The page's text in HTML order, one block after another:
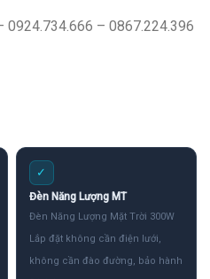
0924.734.666 – 0867.224.396
✓
Đèn Năng Lượng MT
Đèn Năng Lượng Mặt Trời 300W
Lắp đặt không cần điện lưới,
không cần đào đường, bảo hành